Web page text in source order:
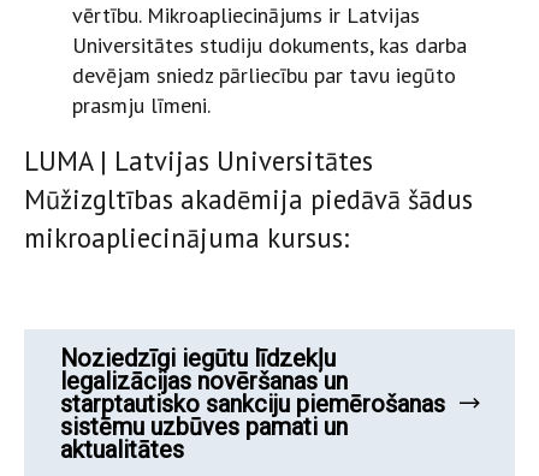
vērtību. Mikroapliecinājums ir Latvijas
Universitātes studiju dokuments, kas darba
devējam sniedz pārliecību par tavu iegūto
prasmju līmeni.
LUMA | Latvijas Universitātes
Mūžizgltības akadēmija piedāvā šādus
mikroapliecinājuma kursus:
Noziedzīgi iegūtu līdzekļu
legalizācijas novēršanas un
starptautisko sankciju piemērošanas
sistēmu uzbūves pamati un
aktualitātes